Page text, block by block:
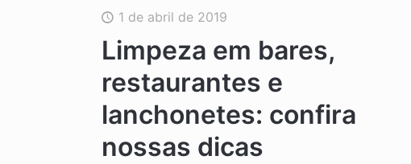
1 de abril de 2019
Limpeza em bares,
restaurantes e
lanchonetes: confira
nossas dicas